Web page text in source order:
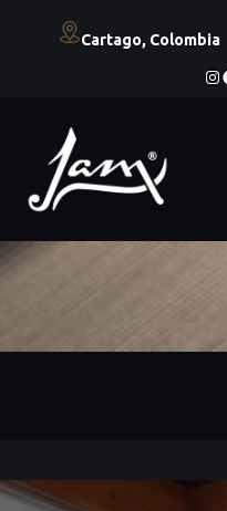
Cartago, Colombia